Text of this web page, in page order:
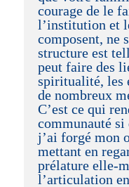
courage de le
l’institution et
composent, ne
structure est
peut faire des
spiritualité, les
de nombreux
C’est ce qui
communauté
j’ai forgé mon
mettant en
prélature elle-
l’articulation